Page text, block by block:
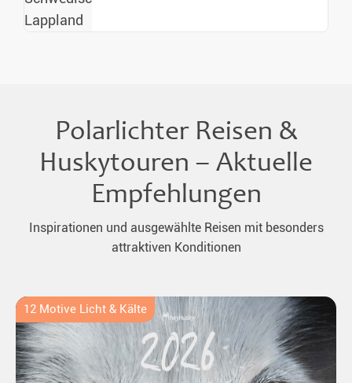
Polarlichter Reisen &
Huskytouren – Aktuelle
Empfehlungen
Inspirationen und ausgewählte Reisen mit besonders
attraktiven Konditionen
12 Motive Licht & Kälte